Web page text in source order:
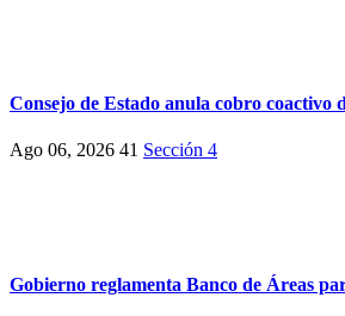
Consejo de Estado anula cobro coactivo
Ago 06, 2026 41 Sección 4
Gobierno reglamenta Banco de Áreas